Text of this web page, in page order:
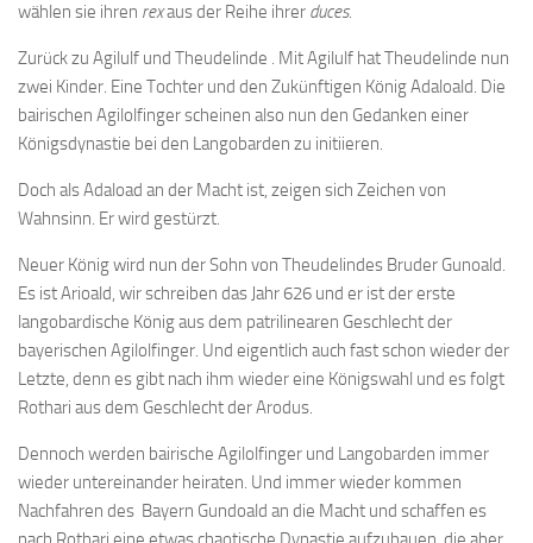
wählen sie ihren rexaus der Reihe ihrer duces.
Zurück zu Agilulf und Theudelinde . Mit Agilulf hat Theudelinde nun
zwei Kinder. Eine Tochter und den Zukünftigen König Adaloald. Die
bairischen Agilolfinger scheinen also nun den Gedanken einer
Königsdynastie bei den Langobarden zu initiieren.
Doch als Adaload an der Macht ist, zeigen sich Zeichen von
Wahnsinn. Er wird gestürzt.
Neuer König wird nun der Sohn von Theudelindes Bruder Gunoald.
Es ist Arioald, wir schreiben das Jahr 626 und er ist der erste
langobardische König aus dem patrilinearen Geschlecht der
bayerischen Agilolfinger. Und eigentlich auch fast schon wieder der
Letzte, denn es gibt nach ihm wieder eine Königswahl und es folgt
Rothari aus dem Geschlecht der Arodus.
Dennoch werden bairische Agilolfinger und Langobarden immer
wieder untereinander heiraten. Und immer wieder kommen
Nachfahren des Bayern Gundoald an die Macht und schaffen es